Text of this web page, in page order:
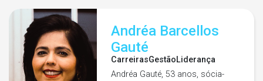
Andréa Barcellos
Gauté
CarreirasGestãoLiderança
Andréa Gauté, 53 anos, sócia-